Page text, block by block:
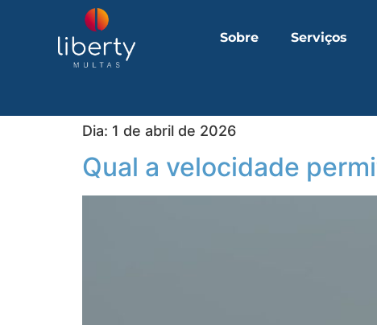
Sobre Serviços
Dia: 1 de abril de 2026
Qual a velocidade